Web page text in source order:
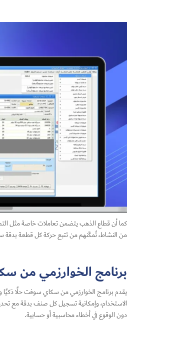
كما أن قطاع الذهب يتضمن تعاملات خاصة مثل
من النشاط، تُمكّنهم من تتبع حركة كل قطعة بدقة
برنامج الخوارزمي
يقدم برنامج الخوارزمي من سكاي سوفت حلًا ذكيًا
الاستخدام، وإمكانية تسجيل كل صنف بدقة مع
دون الوقوع في أخطاء محاسبية أو حسابية.